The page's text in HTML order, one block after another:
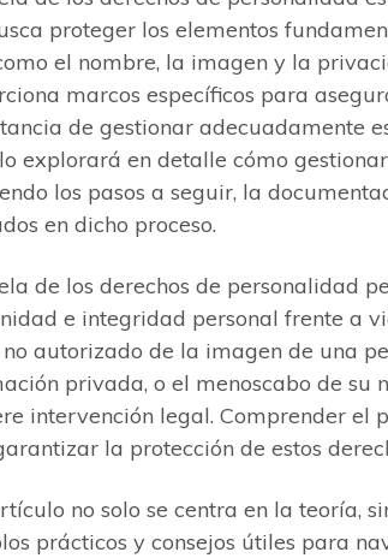
proteger los elementos
el nombre, la imagen y la
marcos específicos para
de gestionar adecuadamente
explorará en detalle cómo
los pasos a seguir, la
en dicho proceso.
de los derechos de personalidad
e integridad personal frente a
autorizado de la imagen de una
privada, o el menoscabo de su
intervención legal. Comprender el
la protección de estos
no solo se centra en la teoría,
prácticos y consejos útiles para